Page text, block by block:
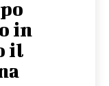
in
il